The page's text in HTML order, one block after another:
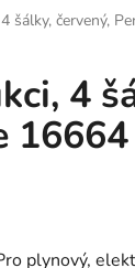
šálky, červený,
4
16664
plynový,